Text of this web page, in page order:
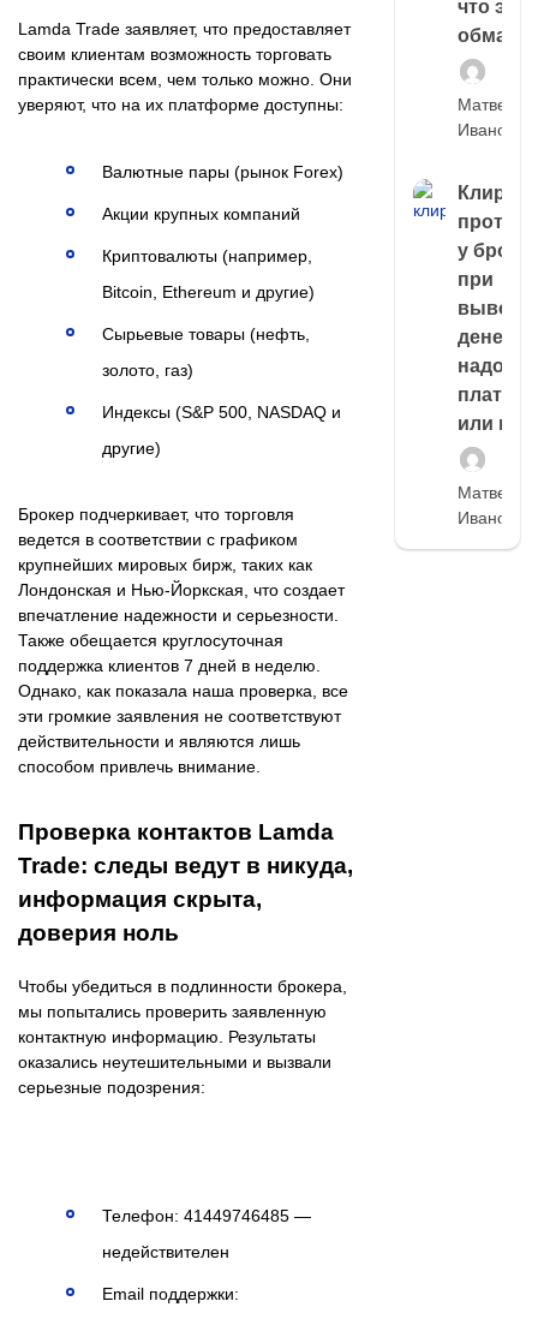
Lamda Trade заявляет, что предоставляет
своим клиентам возможность торговать
практически всем, чем только можно. Они
уверяют, что на их платформе доступны:
Валютные пары (рынок Forex)
Акции крупных компаний
Криптовалюты (например,
Bitcoin, Ethereum и другие)
Сырьевые товары (нефть,
золото, газ)
Индексы (S&P 500, NASDAQ и
другие)
Брокер подчеркивает, что торговля
ведется в соответствии с графиком
крупнейших мировых бирж, таких как
Лондонская и Нью-Йоркская, что создает
впечатление надежности и серьезности.
Также обещается круглосуточная
поддержка клиентов 7 дней в неделю.
Однако, как показала наша проверка, все
эти громкие заявления не соответствуют
действительности и являются лишь
способом привлечь внимание.
Проверка контактов Lamda
Trade: следы ведут в никуда,
информация скрыта,
доверия ноль
Чтобы убедиться в подлинности брокера,
мы попытались проверить заявленную
контактную информацию. Результаты
оказались неутешительными и вызвали
серьезные подозрения:
Телефон: 41449746485 —
недействителен
Email поддержки:
что это,
обман?
Матвей
Иванов
Клиринг
у
при
выводе
денег,
надо
платить
или
Матвей
Иванов